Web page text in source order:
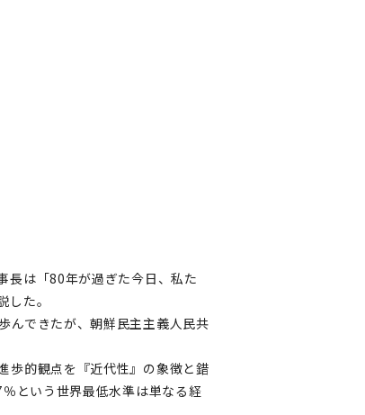
長は「80年が過ぎた今日、私た
た。
んできたが、朝鮮民主主義人民共
歩的観点を『近代性』の象徴と錯
という世界最低水準は単なる経